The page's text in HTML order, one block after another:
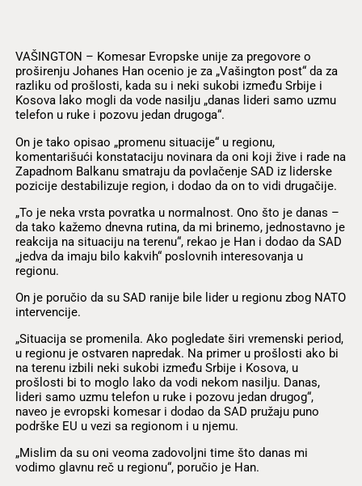
VAŠINGTON – Komesar Evropske unije za pregovore o
proširenju Johanes Han ocenio je za „Vašington post“ da za
razliku od prošlosti, kada su i neki sukobi između Srbije i
Kosova lako mogli da vode nasilju „danas lideri samo uzmu
telefon u ruke i pozovu jedan drugoga“.
On je tako opisao „promenu situacije“ u regionu,
komentarišući konstataciju novinara da oni koji žive i rade na
Zapadnom Balkanu smatraju da povlačenje SAD iz liderske
pozicije destabilizuje region, i dodao da on to vidi drugačije.
„To je neka vrsta povratka u normalnost. Ono što je danas –
da tako kažemo dnevna rutina, da mi brinemo, jednostavno je
reakcija na situaciju na terenu“, rekao je Han i dodao da SAD
„jedva da imaju bilo kakvih“ poslovnih interesovanja u
regionu.
On je poručio da su SAD ranije bile lider u regionu zbog NATO
intervencije.
„Situacija se promenila. Ako pogledate širi vremenski period,
u regionu je ostvaren napredak. Na primer u prošlosti ako bi
na terenu izbili neki sukobi između Srbije i Kosova, u
prošlosti bi to moglo lako da vodi nekom nasilju. Danas,
lideri samo uzmu telefon u ruke i pozovu jedan drugog“,
naveo je evropski komesar i dodao da SAD pružaju puno
podrške EU u vezi sa regionom i u njemu.
„Mislim da su oni veoma zadovoljni time što danas mi
vodimo glavnu reč u regionu“, poručio je Han.